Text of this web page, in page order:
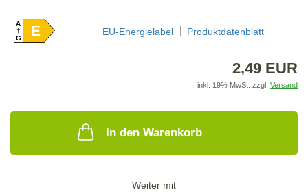
A
GE EU-Energielabel Produktdatenblatt
2,49 EUR
inkl. 19% MwSt. zzgl. Versand
In den Warenkorb
Weiter mit